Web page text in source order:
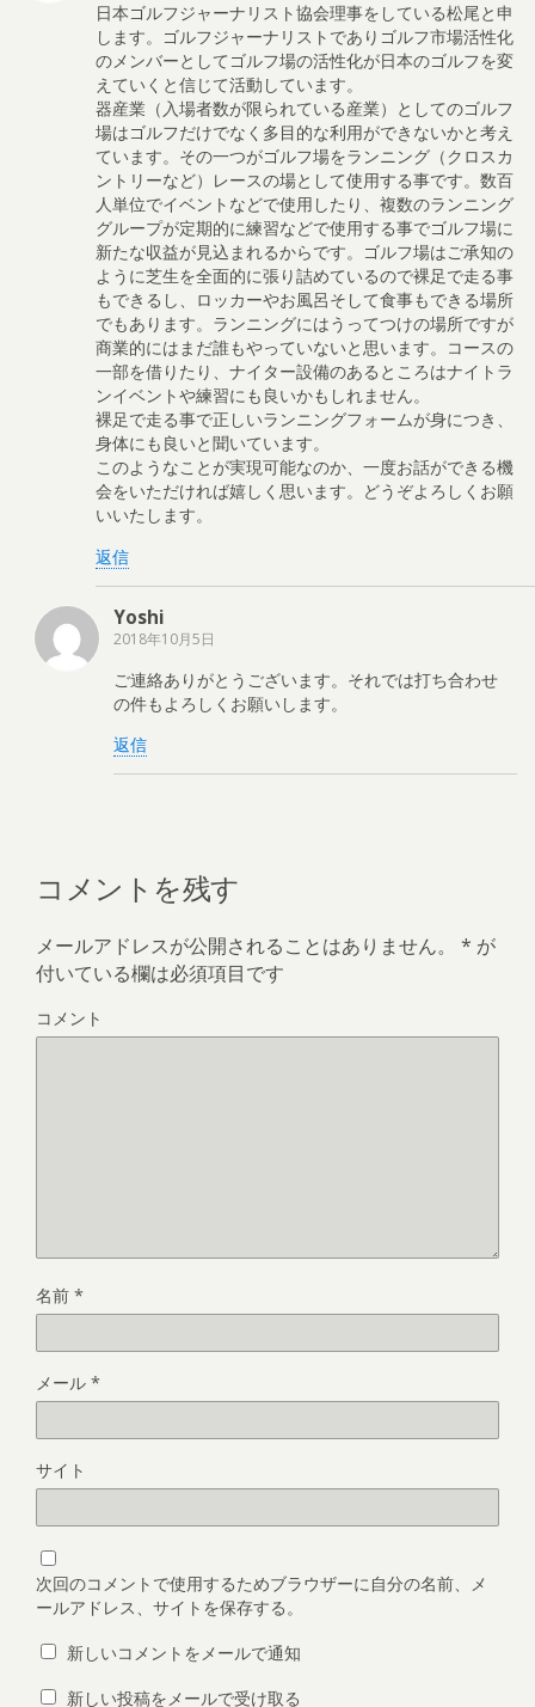
日本ゴルフジャーナリスト協会理事をしている松尾と申
します。ゴルフジャーナリストでありゴルフ市場活性化
のメンバーとしてゴルフ場の活性化が日本のゴルフを変
えていくと信じて活動しています。
器産業（入場者数が限られている産業）としてのゴルフ
場はゴルフだけでなく多目的な利用ができないかと考え
ています。その一つがゴルフ場をランニング（クロスカ
ントリーなど）レースの場として使用する事です。数百
人単位でイベントなどで使用したり、複数のランニング
グループが定期的に練習などで使用する事でゴルフ場に
新たな収益が見込まれるからです。ゴルフ場はご承知の
ように芝生を全面的に張り詰めているので裸足で走る事
もできるし、ロッカーやお風呂そして食事もできる場所
でもあります。ランニングにはうってつけの場所ですが
商業的にはまだ誰もやっていないと思います。コースの
一部を借りたり、ナイター設備のあるところはナイトラ
ンイベントや練習にも良いかもしれません。
裸足で走る事で正しいランニングフォームが身につき、
身体にも良いと聞いています。
このようなことが実現可能なのか、一度お話ができる機
会をいただければ嬉しく思います。どうぞよろしくお願
いいたします。
返信
Yoshi
2018年10月5日
ご連絡ありがとうございます。それでは打ち合わせ
の件もよろしくお願いします。
返信
コメントを残す
メールアドレスが公開されることはありません。 * が
付いている欄は必須項目です
コメント
名前 *
メール *
サイト
次回のコメントで使用するためブラウザーに自分の名前、メ
ールアドレス、サイトを保存する。
新しいコメントをメールで通知
新しい投稿をメールで受け取る